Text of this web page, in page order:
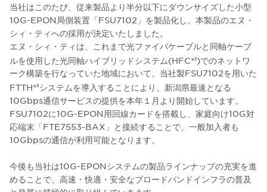
当社はこのたび、従来製品より半分以下にダウンサイズした小型
10G-EPON局側装置「FSU7102」を製品化し、本製品のエヌ・
シィ・ティへの採用が決定いたしました。
エヌ・シィ・ティは、これまで光ファイバケーブルと同軸ケーブ
ルを使用した光同軸ハイブリッドシステム(HFC*2)でのネットワ
ーク構築を行なっていた地域において、当社製FSU7102を用いた
FTTH*3 システムを導入することにより、新潟県最速となる
10Gbps通信サービスの提供を本年１月より開始しています。
FSU7102に10G-EPON用回線カードを搭載し、家庭向け10G対
応端末「FTE7553-BAX」と接続することで、一般加入者も
10Gbpsの通信が利用可能となります。
今後も当社は10G-EPONシステムの製品ラインナップの充実を進
めることで、高速・快適・安全なブロードバンドインフラの普及